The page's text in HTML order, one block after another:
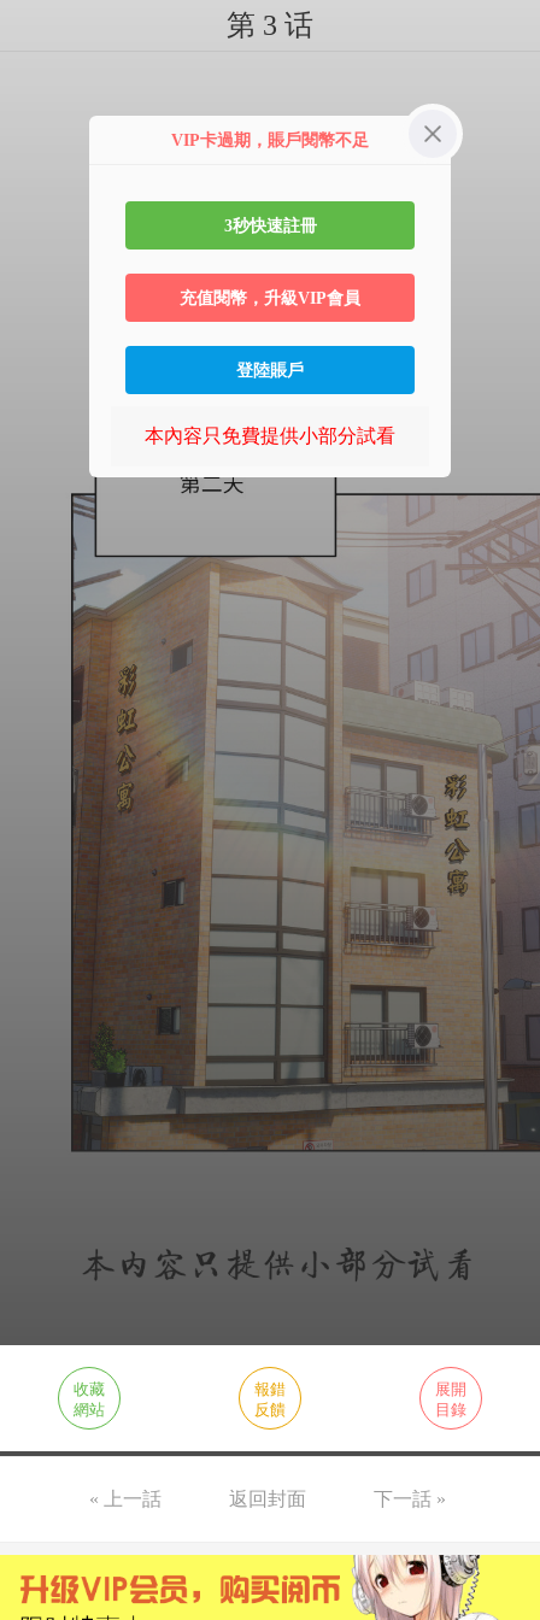
第 3 话
收藏
網站
報錯
反饋
展開
目錄
« 上一話 返回封面 下一話 »
VIP卡過期，賬戶閱幣不足
3秒快速註冊
充值閱幣，升級VIP會員
登陸賬戶
本內容只免費提供小部分試看